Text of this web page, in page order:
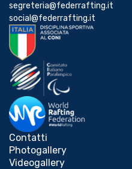
segreteria@federrafting.it
social@federrafting.it
Contatti
Photogallery
Videogallery